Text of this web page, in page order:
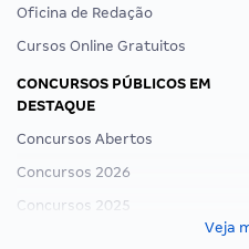
Oficina de Redação
Cursos Online Gratuitos
CONCURSOS PÚBLICOS EM
DESTAQUE
Concursos Abertos
Concursos 2026
Concursos 2025
Veja